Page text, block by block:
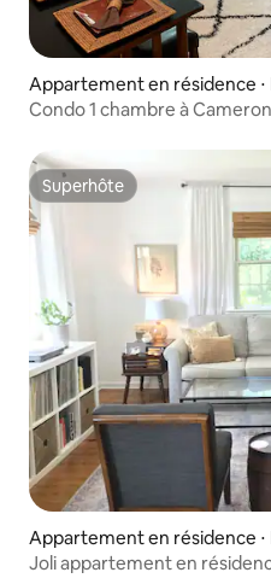
Appartement en résidence ⋅
Condo 1 chambre à
Superhôte
Superhôte
Appartement en résidence ⋅
Joli appartement en